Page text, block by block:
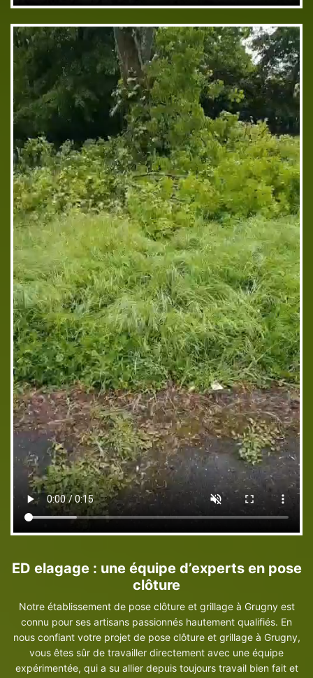
ED elagage : une équipe d’experts en pose
clôture
Notre établissement de pose clôture et grillage à Grugny est
connu pour ses artisans passionnés hautement qualifiés. En
nous confiant votre projet de pose clôture et grillage à Grugny,
vous êtes sûr de travailler directement avec une équipe
expérimentée, qui a su allier depuis toujours travail bien fait et